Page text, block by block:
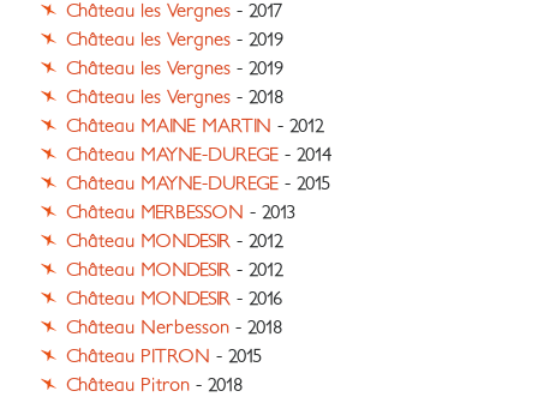
Château les Vergnes - 2017
Château les Vergnes - 2019
Château les Vergnes - 2019
Château les Vergnes - 2018
Château MAINE MARTIN - 2012
Château MAYNE-DUREGE - 2014
Château MAYNE-DUREGE - 2015
Château MERBESSON - 2013
Château MONDESIR - 2012
Château MONDESIR - 2012
Château MONDESIR - 2016
Château Nerbesson - 2018
Château PITRON - 2015
Château Pitron - 2018